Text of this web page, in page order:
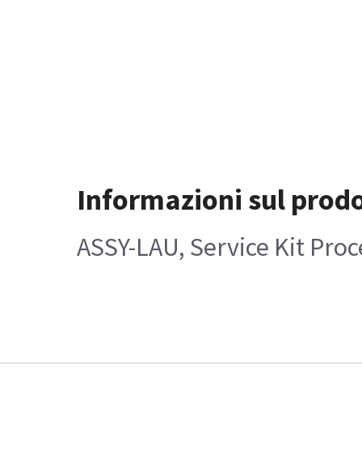
Informazioni sul
ASSY-LAU, Service Kit